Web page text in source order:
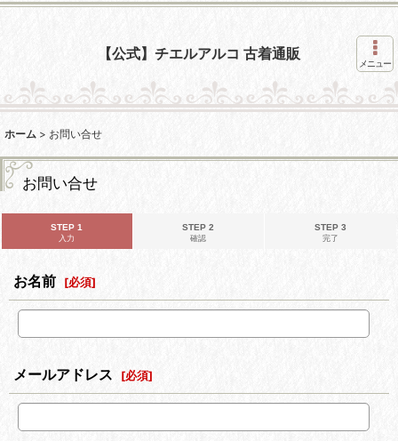
【公式】チエルアルコ 古着通販
メニュー
ホーム > お問い合せ
お問い合せ
STEP 1
入力
STEP 2
確認
STEP 3
完了
お名前 [必須]
メールアドレス [必須]